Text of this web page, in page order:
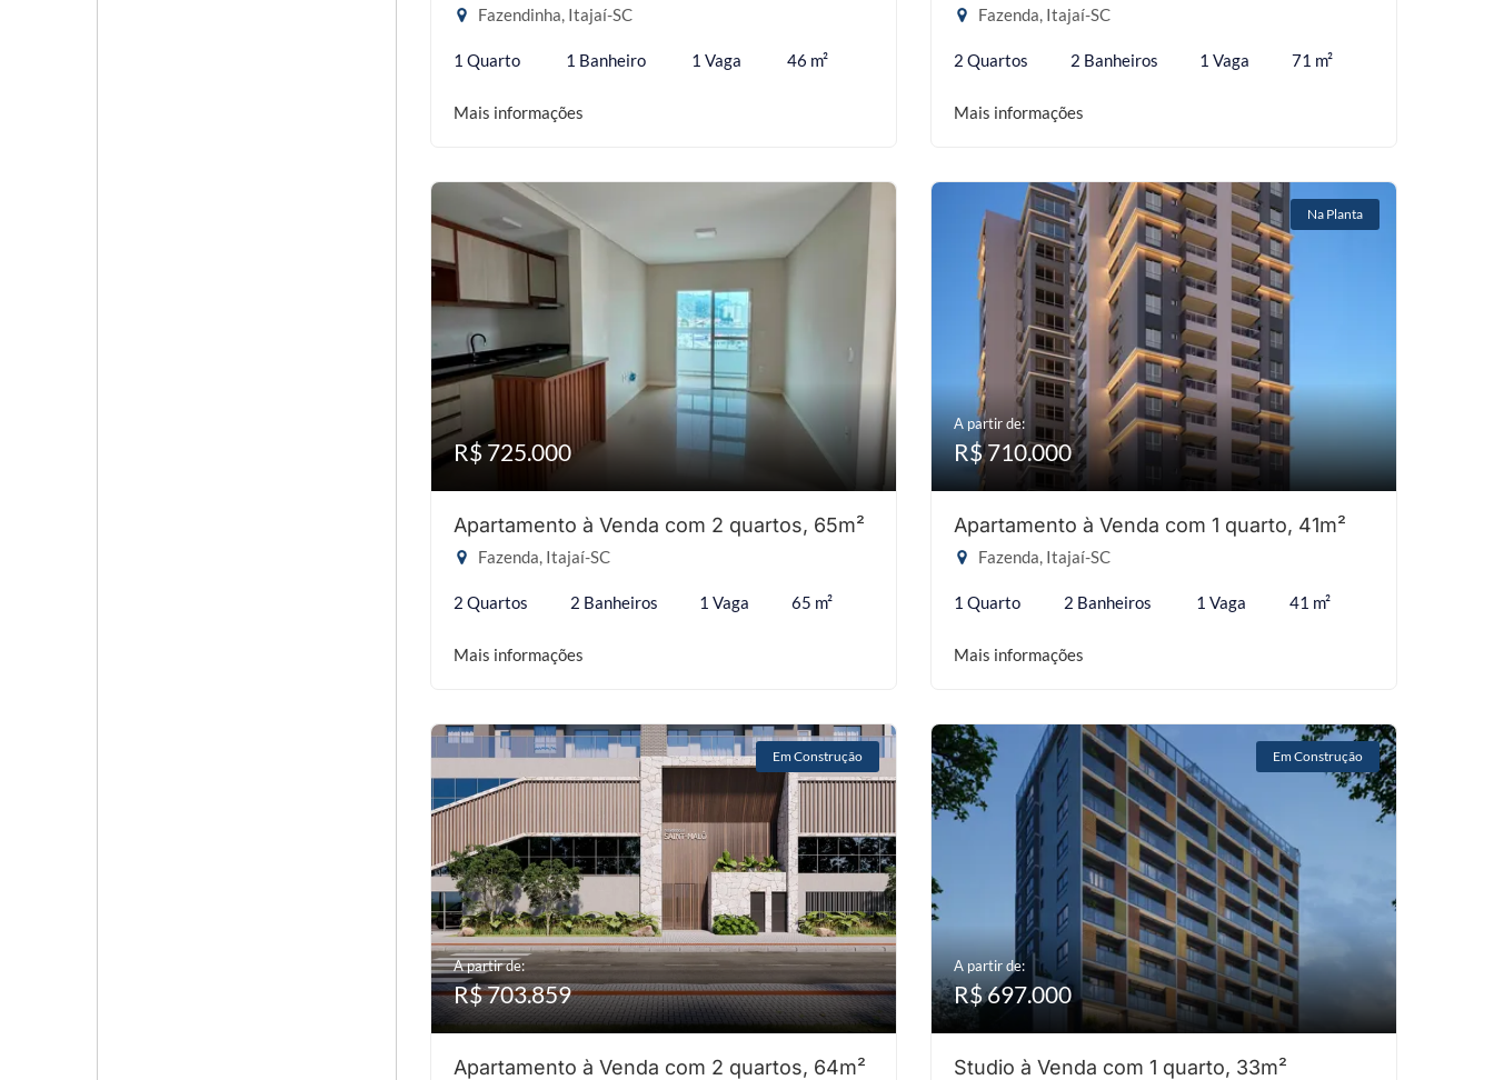
Fazendinha, Itajaí-SC
1 Quarto 1 Banheiro 1 Vaga 46 m²
Mais informações
Fazenda, Itajaí-SC
2 Quartos 2 Banheiros 1 Vaga 71 m²
Mais informações
R$ 725.000
Apartamento à Venda com 2 quartos, 65m²
Fazenda, Itajaí-SC
2 Quartos 2 Banheiros 1 Vaga 65 m²
Mais informações
Na Planta
A partir de:
R$ 710.000
Apartamento à Venda com 1 quarto, 41m²
Fazenda, Itajaí-SC
1 Quarto 2 Banheiros 1 Vaga 41 m²
Mais informações
Em Construção
A partir de:
R$ 703.859
Apartamento à Venda com 2 quartos, 64m²
Em Construção
A partir de:
R$ 697.000
Studio à Venda com 1 quarto, 33m²